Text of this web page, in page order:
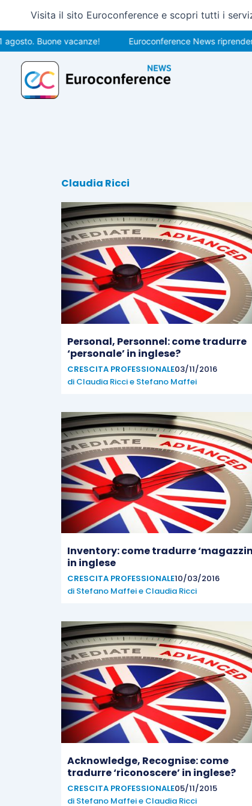
contenuto
Visita il sito Euroconference e scopri tutti i
Buone vacanze! Euroconference News riprenderà
Claudia Ricci
Personal, Personnel: come tradurre
‘personale’ in inglese?
CRESCITA PROFESSIONALE03/11/2016
di Claudia Riccie Stefano Maffei
Inventory: come tradurre
in inglese
CRESCITA PROFESSIONALE10/03/2016
di Stefano Maffeie Claudia Ricci
Acknowledge, Recognise: come
tradurre ‘riconoscere’ in inglese?
CRESCITA PROFESSIONALE05/11/2015
di Stefano Maffeie Claudia Ricci